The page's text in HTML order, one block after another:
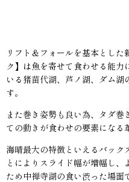
リフト＆フォールを基本とし
ク】は魚を寄せて食わせる能力
いる猪苗代湖、芦ノ湖、ダム
す。
また巻き姿勢も良い為、タダ
ての動きが食わせの要素になる
海晴最大の特徴といえるバック
とによりスライド幅が増幅し、
ため中禅寺湖の食い渋った場面